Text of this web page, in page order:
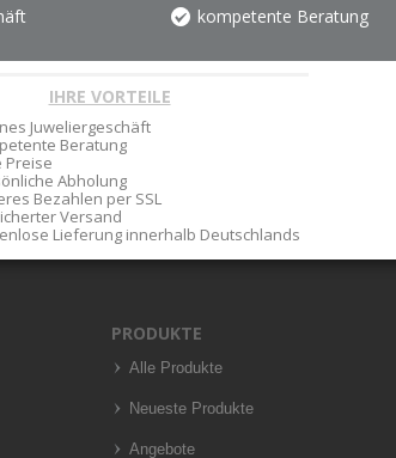
kompetente Beratung
IHRE VORTEILE
Juweliergeschäft
Beratung
Preise
Abholung
Bezahlen per SSL
Versand
Lieferung innerhalb Deutschlands
PRODUKTE
Alle Produkte
Neueste Produkte
Angebote